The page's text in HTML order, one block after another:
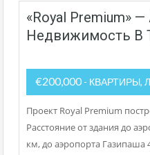
«Royal Premium»
Недвижимость В
€200,000 - КВАРТИРЫ,
Проект Royal Premium
Расстояние от здания до
км, до аэропорта Газипаша